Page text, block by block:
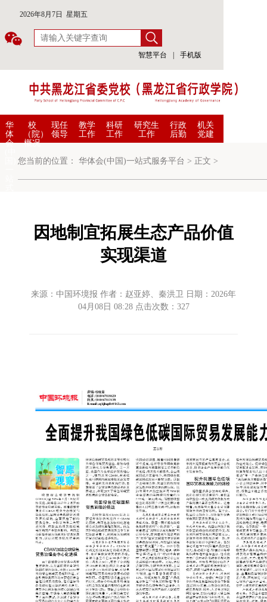
2026年8月7日 星期五
智慧平台 手机版
华
体
会
校
（院）
概况
现任
领导
教学
工作
科研
工作
研究生
工作
行政
后勤
机关
党建
您当前的位置： 华体会(中国)一站式服务平台 > 正文 >
因地制宜拓展生态产品价值
实现渠道
来源：中国环境报 作者：赵亚婷、秦洪卫 日期：2026年
04月08日 08:28 点击次数： 327